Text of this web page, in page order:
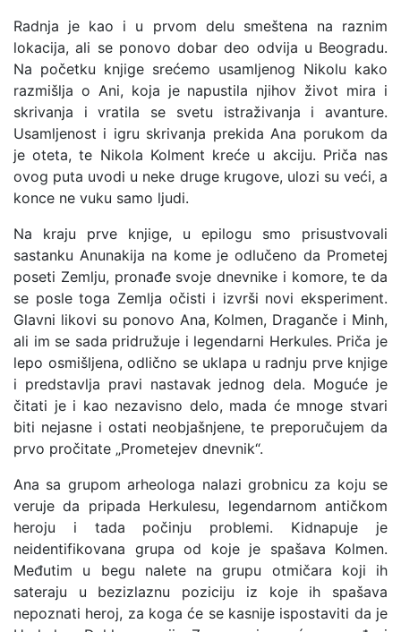
Radnja je kao i u prvom delu smeštena na raznim
lokacija, ali se ponovo dobar deo odvija u Beogradu.
Na početku knjige srećemo usamljenog Nikolu kako
razmišlja o Ani, koja je napustila njihov život mira i
skrivanja i vratila se svetu istraživanja i avanture.
Usamljenost i igru skrivanja prekida Ana porukom da
je oteta, te Nikola Kolment kreće u akciju. Priča nas
ovog puta uvodi u neke druge krugove, ulozi su veći, a
konce ne vuku samo ljudi.
Na kraju prve knjige, u epilogu smo prisustvovali
sastanku Anunakija na kome je odlučeno da Prometej
poseti Zemlju, pronađe svoje dnevnike i komore, te da
se posle toga Zemlja očisti i izvrši novi eksperiment.
Glavni likovi su ponovo Ana, Kolmen, Draganče i Minh,
ali im se sada pridružuje i legendarni Herkules. Priča je
lepo osmišljena, odlično se uklapa u radnju prve knjige
i predstavlja pravi nastavak jednog dela. Moguće je
čitati je i kao nezavisno delo, mada će mnoge stvari
biti nejasne i ostati neobjašnjene, te preporučujem da
prvo pročitate „Prometejev dnevnik“.
Ana sa grupom arheologa nalazi grobnicu za koju se
veruje da pripada Herkulesu, legendarnom antičkom
heroju i tada počinju problemi. Kidnapuje je
neidentifikovana grupa od koje je spašava Kolmen.
Međutim u begu nalete na grupu otmičara koji ih
sateraju u bezizlaznu poziciju iz koje ih spašava
nepoznati heroj, za koga će se kasnije ispostaviti da je